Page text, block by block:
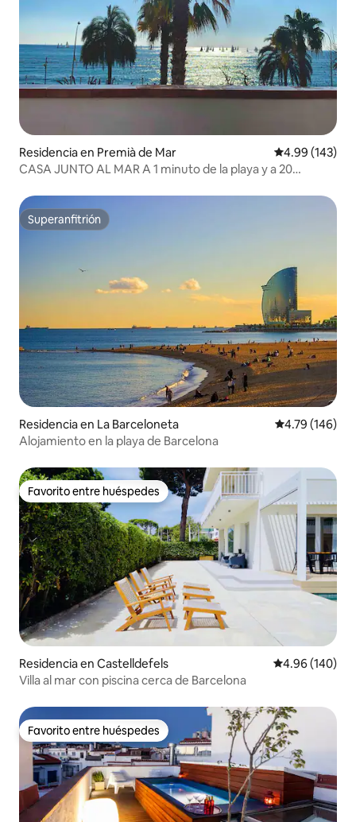
Residencia en Premià de Mar Calificación
4.99 (143)
CASA JUNTO AL MAR A 1 minuto de la playa y a 20
Superanfitrión
Superanfitrión
Residencia en La Barceloneta Calificación
4.79 (146)
Alojamiento en la playa de Barcelona
Favorito entre huéspedes
Favorito entre huéspedes
Residencia en Castelldefels Calificación
4.96 (140)
Villa al mar con piscina cerca de Barcelona
Favorito entre huéspedes
Favorito entre huéspedes